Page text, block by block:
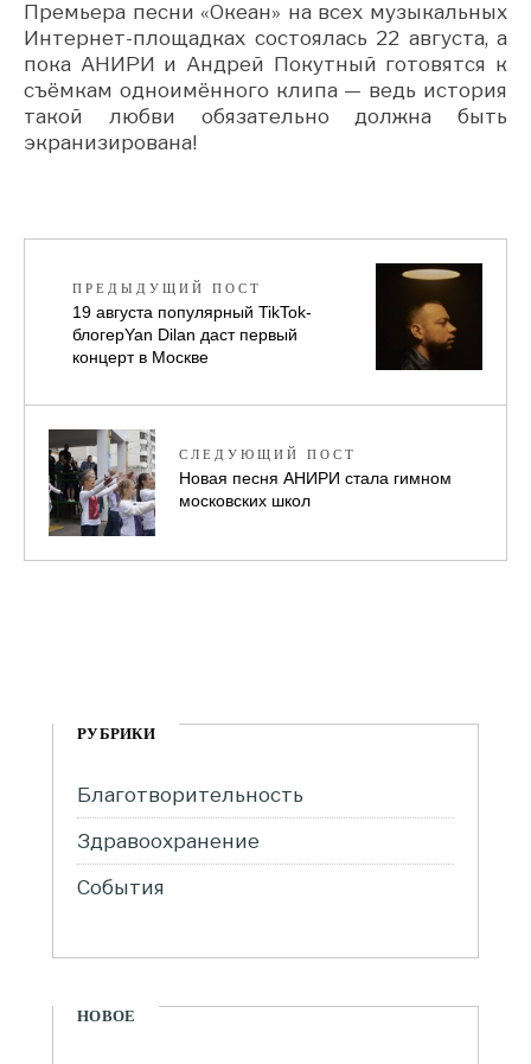
Премьера песни «Океан» на всех музыкальных
Интернет-площадках состоялась 22 августа, а
пока АНИРИ и Андрей Покутный готовятся к
съёмкам одноимённого клипа — ведь история
такой любви обязательно должна быть
экранизирована!
ПРЕДЫДУЩИЙ ПОСТ
19 августа популярный TikTok-
блогерYan Dilan даст первый
концерт в Москве
СЛЕДУЮЩИЙ ПОСТ
Новая песня АНИРИ стала гимном
московских школ
РУБРИКИ
Благотворительность
Здравоохранение
События
НОВОЕ